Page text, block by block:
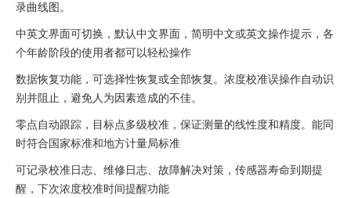
录曲线图。
中英文界面可切换，默认中文界面，简明中文或英文操作提示，各
个年龄阶段的使用者都可以轻松操作
数据恢复功能，可选择性恢复或全部恢复。浓度校准误操作自动识
别并阻止，避免人为因素造成的不佳。
零点自动跟踪，目标点多级校准，保证测量的线性度和精度。能同
时符合国家标准和地方计量局标准
可记录校准日志、维修日志、故障解决对策，传感器寿命到期提
醒，下次浓度校准时间提醒功能